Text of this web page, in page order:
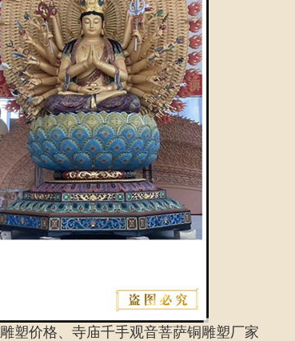
塑价格、寺庙千手观音菩萨铜雕塑厂家